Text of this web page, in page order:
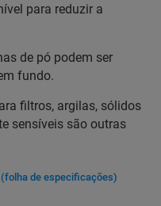
para reduzir a
de pó podem ser
fundo.
filtros, argilas, sólidos
sensíveis são outras
de especificações)